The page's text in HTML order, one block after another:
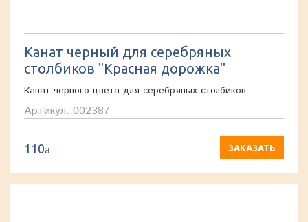
Канат черный для серебряных
столбиков "Красная дорожка"
Канат черного цвета для серебряных столбиков.
Артикул: 002387
110a ЗАКАЗАТЬ